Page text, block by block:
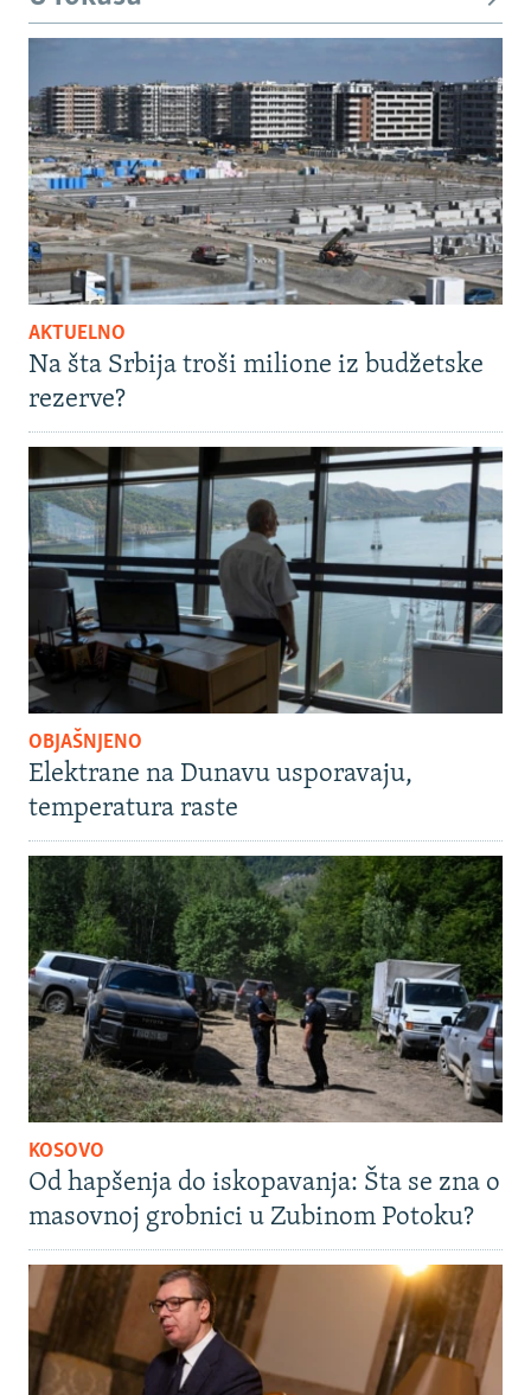
AKTUELNO
Na šta Srbija troši milione iz budžetske
rezerve?
OBJAŠNJENO
Elektrane na Dunavu usporavaju,
temperatura raste
KOSOVO
Od hapšenja do iskopavanja: Šta se zna o
masovnoj grobnici u Zubinom Potoku?